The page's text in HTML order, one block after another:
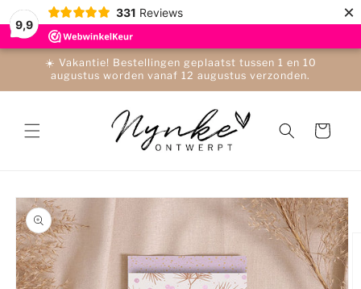
9,9
331 Reviews ×
Meteen
naar de
content
☀️ Vakantie! Bestellingen geplaatst tussen 1 en 10
augustus worden vanaf 12 augustus verzonden.
Winkelwagen
direct naar